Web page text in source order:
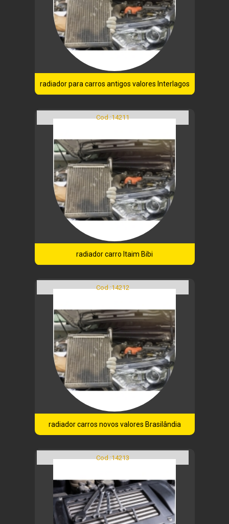
radiador para carros antigos valores Interlagos
Cod.:14211
radiador carro Itaim Bibi
Cod.:14212
radiador carros novos valores Brasilândia
Cod.:14213